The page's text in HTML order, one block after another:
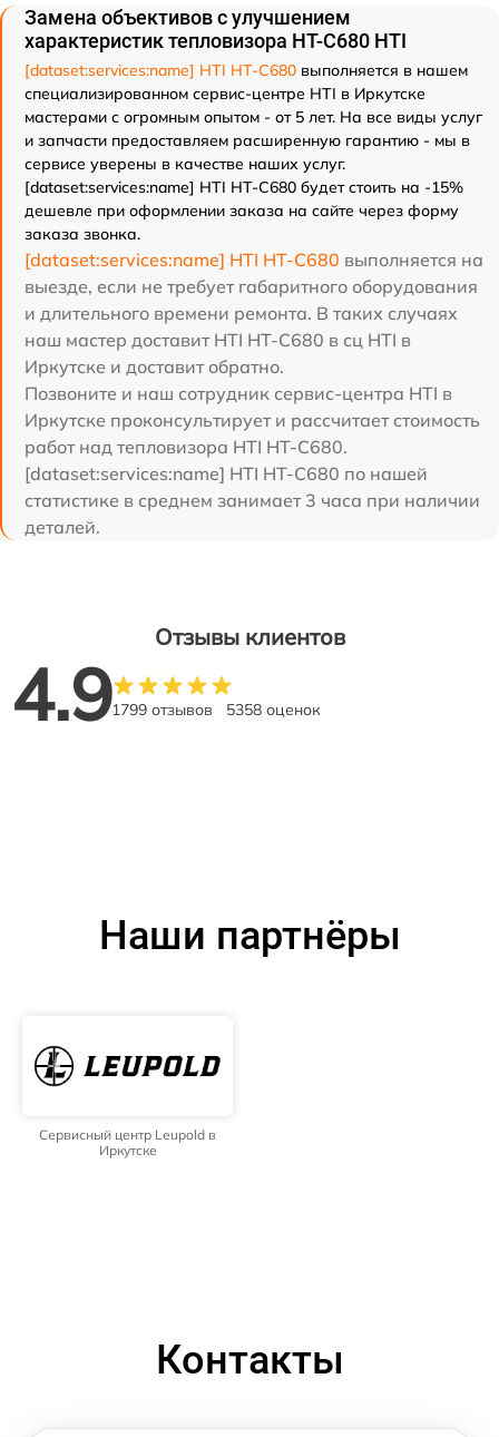
Замена объективов с улучшением
характеристик тепловизора HT-C680 HTI
[dataset:services:name] HTI HT-C680 выполняется в нашем
специализированном сервис-центре HTI в Иркутске
мастерами с огромным опытом - от 5 лет. На все виды услуг
и запчасти предоставляем расширенную гарантию - мы в
сервисе уверены в качестве наших услуг.
[dataset:services:name] HTI HT-C680 будет стоить на -15%
дешевле при оформлении заказа на сайте через форму
заказа звонка.
[dataset:services:name] HTI HT-C680 выполняется на
выезде, если не требует габаритного оборудования
и длительного времени ремонта. В таких случаях
наш мастер доставит HTI HT-C680 в сц HTI в
Иркутске и доставит обратно.
Позвоните и наш сотрудник сервис-центра HTI в
Иркутске проконсультирует и рассчитает стоимость
работ над тепловизора HTI HT-C680.
[dataset:services:name] HTI HT-C680 по нашей
статистике в среднем занимает 3 часа при наличии
деталей.
Отзывы клиентов
4.91799 отзывов 5358 оценок
Наши партнёры
Сервисный центр Leupold в
Иркутске
Контакты